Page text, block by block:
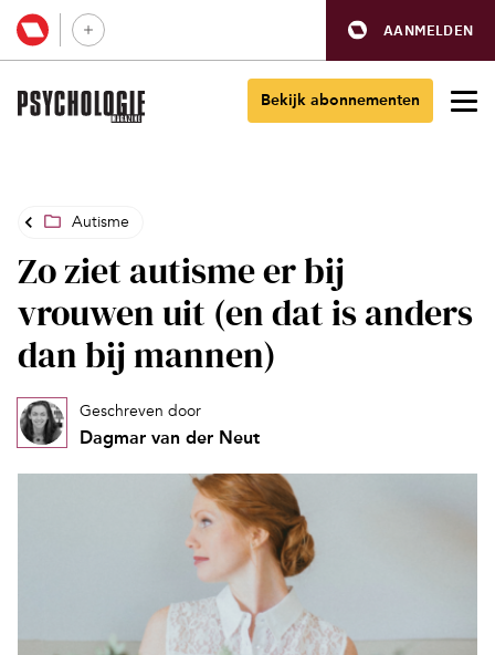
AANMELDEN
Bekijk abonnementen
Autisme
Zo ziet autisme er bij
vrouwen uit (en dat is anders
dan bij mannen)
Geschreven door
Dagmar van der Neut